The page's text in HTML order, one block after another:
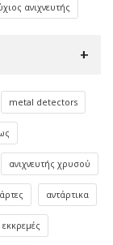
ανιχνευτής
metal detectors
ανιχνευτής χρυσού
αντάρτικα
εκκρεμές